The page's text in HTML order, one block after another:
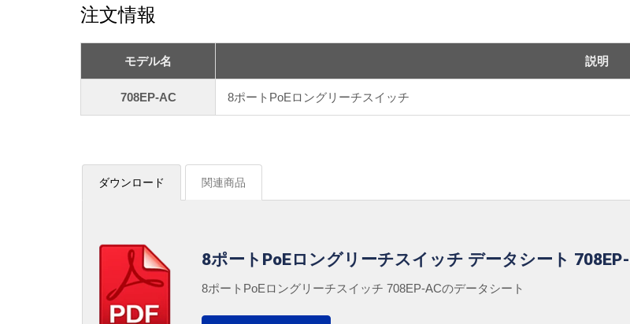
注文情報
モデル名 説明
708EP-AC 8ポートPoEロングリーチスイッチ
ダウンロード 関連商品
8ポートPoEロングリーチスイッチ データシート
8ポートPoEロングリーチスイッチ 708EP-ACのデータシート